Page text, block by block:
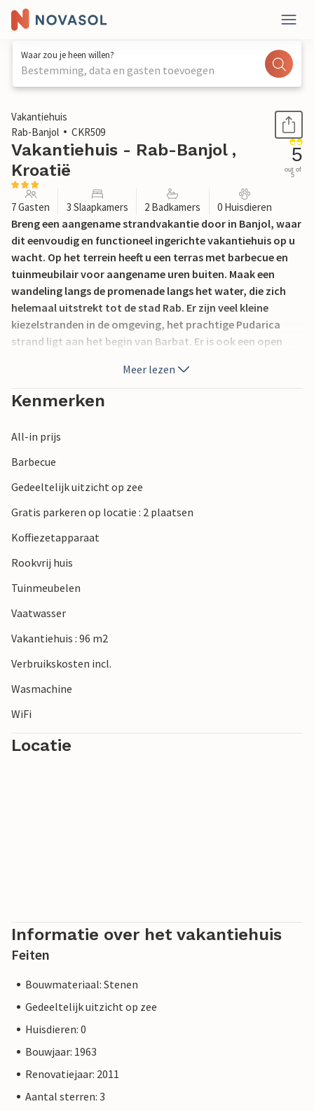
Waar zou je heen willen?
Bestemming, data en gasten toevoegen
1 / 20
Vakantiehuis
Rab-Banjol
CKR509
Vakantiehuis - Rab-Banjol ,
Kroatië
5
out of
5
7 Gasten 3 Slaapkamers 2 Badkamers 0 Huisdieren
Breng een aangename strandvakantie door in Banjol, waar
dit eenvoudig en functioneel ingerichte vakantiehuis op u
wacht. Op het terrein heeft u een terras met barbecue en
tuinmeubilair voor aangename uren buiten. Maak een
wandeling langs de promenade langs het water, die zich
helemaal uitstrekt tot de stad Rab. Er zijn veel kleine
kiezelstranden in de omgeving, het prachtige Pudarica
strand ligt aan het begin van Barbat. Er is ook een open
wordt. Een uitstapje naar Lopar en naar de top van
Kamenjak op het eiland is aan te bevelen.
Meer lezen
Kenmerken
All-in prijs
Barbecue
Gedeeltelijk uitzicht op zee
Gratis parkeren op locatie : 2 plaatsen
Koffiezetapparaat
Rookvrij huis
Tuinmeubelen
Vaatwasser
Vakantiehuis : 96 m2
Verbruikskosten incl.
Wasmachine
WiFi
Locatie
Informatie over het vakantiehuis
Feiten
Bouwmateriaal: Stenen
Gedeeltelijk uitzicht op zee
Huisdieren: 0
Bouwjaar: 1963
Renovatiejaar: 2011
Aantal sterren: 3